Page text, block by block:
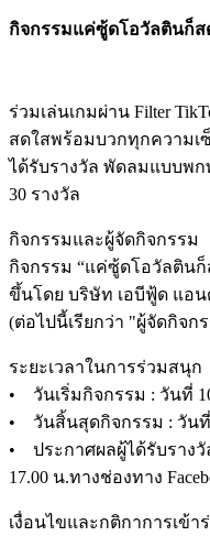
กิจกรรมแค่ซู้ดโอวัลตินก็
ร่วมเล่นเกมผ่าน Filter
สดใสพร้อมบวกทุกความ
ได้รับรางวัล พัดลมแบบพ
30 รางวัล
กิจกรรมและผู้จัดกิจกรรม
กิจกรรม “แค่ซู้ดโอวัลติน
ขึ้นโดย บริษัท เอบีฟู้ด แอน
(ต่อไปนี้เรียกว่า "ผู้จัดกิจก
ระยะเวลาในการร่วมสนุก
• วันเริ่มกิจกรรม : วันที่
• วันสิ้นสุดกิจกรรม : วันที่
• ประกาศผลผู้ได้รับรางวั
17.00 น.ทางช่องทาง
เงื่อนไขและกติกาการเข้